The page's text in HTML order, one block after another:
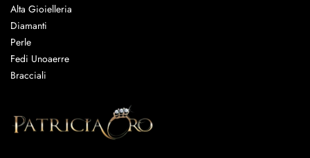
Alta Gioielleria
Diamanti
Perle
Fedi Unoaerre
Bracciali